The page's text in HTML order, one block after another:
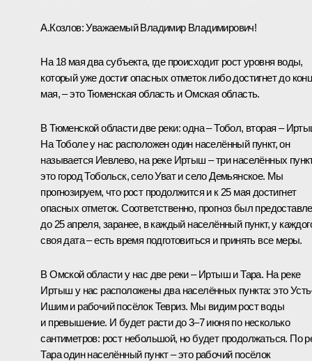
А.Козлов:Уважаемый Владимир Владимирович!
На 18 мая два субъекта, где происходит рост уровня воды,
который уже достиг опасных отметок либо достигнет до
мая, – это Тюменская область и Омская область.
В Тюменской области две реки: одна – Тобол, вторая –
На Тоболе у нас расположен один населённый пункт, он
называется Иевлево, на реке Иртыш – три населённых
это город Тобольск, село Уват и село Демьянское. Мы
прогнозируем, что рост продолжится и к 25 мая достигнет
опасных отметок. Соответственно, прогноз был
до 25 апреля, заранее, в каждый населённый пункт, у
своя дата – есть время подготовиться и принять все меры.
В Омской области у нас две реки – Иртыш и Тара. На реке
Иртыш у нас расположены два населённых пункта: это
Ишим и рабочий посёлок Тевриз. Мы видим рост воды
и превышение. И будет расти до 3–7 июня по несколько
сантиметров: рост небольшой, но будет продолжаться. По
Тара один населённый пункт – это рабочий посёлок